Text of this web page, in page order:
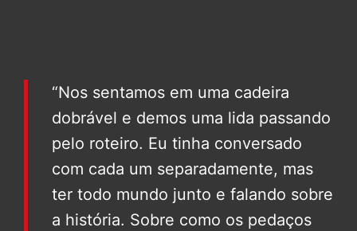
“Nos sentamos em uma cadeira
dobrável e demos uma lida passando
pelo roteiro. Eu tinha conversado
com cada um separadamente, mas
ter todo mundo junto e falando sobre
a história. Sobre como os pedaços